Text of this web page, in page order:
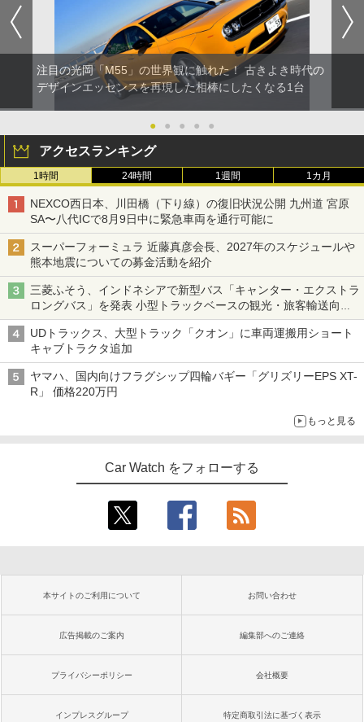
注目の光岡「M55」の世界観に触れた！ 古きよき時代の
デザインエッセンスを再現した相棒にしたくなる1台
● ● ● ● ●
アクセスランキング
1時間 24時間 1週間 1カ月
NEXCO西日本、川田橋（下り線）の復旧状況公開 九州道 宮原
SA〜八代ICで8月9日中に緊急車両を通行可能に
スーパーフォーミュラ 近藤真彦会長、2027年のスケジュールや
熊本地震についての募金活動を紹介
三菱ふそう、インドネシアで新型バス「キャンター・エクストラ
ロングバス」を発表 小型トラックベースの観光・旅客輸送向け
バス
UDトラックス、大型トラック「クオン」に車両運搬用ショート
キャブトラクタ追加
ヤマハ、国内向けフラグシップ四輪バギー「グリズリーEPS XT-
R」 価格220万円
もっと見る
Car Watch をフォローする
本サイトのご利用について お問い合わせ
広告掲載のご案内 編集部へのご連絡
プライバシーポリシー 会社概要
インプレスグループ 特定商取引法に基づく表示